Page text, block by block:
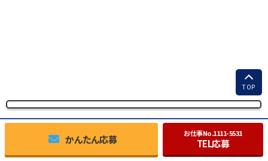
お仕事No.1111-5531
TEL応募
かんたん応募
TOP